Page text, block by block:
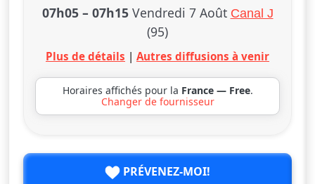
07h05– 07h15 Vendredi 7 Août Canal J
(95)
Plus de détails | Autres diffusions à venir
Horaires affichés pour la France — Free.
Changer de fournisseur
PRÉVENEZ-MOI!